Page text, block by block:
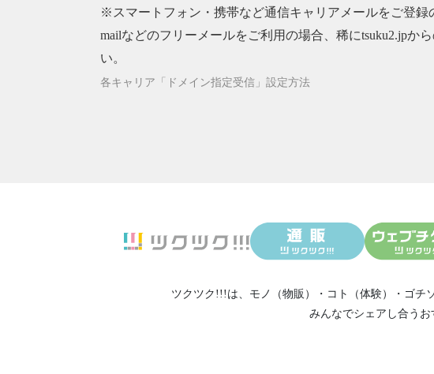
※スマートフォン・携帯など通信キャリアメールをご登録
mailなどのフリーメールをご利用の場合、稀にtsuku2.jpか
い。
各キャリア「ドメイン指定受信」設定方法
ツクツク!!!は、 モノ（物販） ・ コト（体験） ・ ゴチ
みんなでシェアし合う お